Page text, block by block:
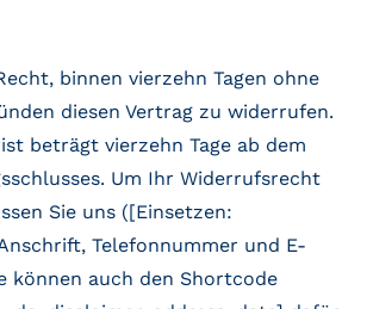
binnen vierzehn Tagen ohne
diesen Vertrag zu widerrufen.
beträgt vierzehn Tage ab dem
Um Ihr Widerrufsrecht
Sie uns ([Einsetzen:
Telefonnummer und E-
können auch den Shortcode